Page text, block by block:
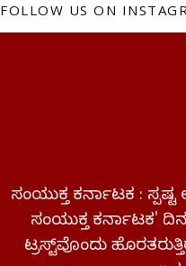
FOLLOW US ON
ಸಂಯುಕ್ತ ಕರ್ನಾಟಕ :
ಸಂಯುಕ್ತ ಕರ್ನಾಟಕ'
ಟ್ರಸ್ಟ್‌ವೊಂದು